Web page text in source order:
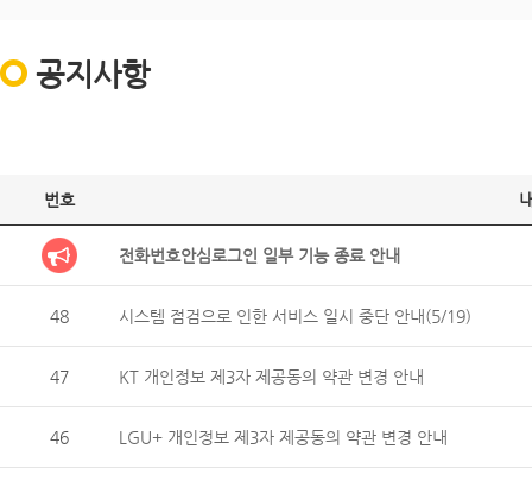
공지사항
번호
전화번호안심로그인 일부 기능 종료 안내
48 시스템 점검으로 인한 서비스 일시 중단 안내(5/19)
47 KT 개인정보 제3자 제공동의 약관 변경 안내
46 LGU+ 개인정보 제3자 제공동의 약관 변경 안내